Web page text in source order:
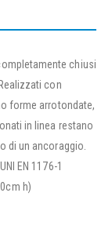
chiusi
con
forme arrotondate,
in linea restano
di un ancoraggio.
EN 1176-1
h)